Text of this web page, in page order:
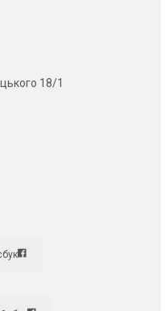
18/1